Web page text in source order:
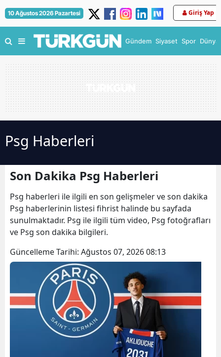
10 Ağustos 2026 Pazartesi Giriş Yap
Gündem Siyaset Spor Dünya
Psg Haberleri
Son Dakika Psg Haberleri
Psg haberleri ile ilgili en son gelişmeler ve son dakika
Psg haberlerinin listesi fihrist halinde bu sayfada
sunulmaktadır. Psg ile ilgili tüm video, Psg fotoğrafları
ve Psg son dakika bilgileri.
Güncelleme Tarihi: Ağustos 07, 2026 08:13